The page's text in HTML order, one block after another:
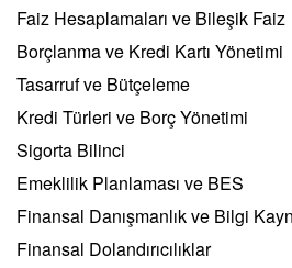
Faiz Hesaplamaları ve Bileşik Faiz
Borçlanma ve Kredi Kartı Yönetimi
Tasarruf ve Bütçeleme
Kredi Türleri ve Borç Yönetimi
Sigorta Bilinci
Emeklilik Planlaması ve BES
Finansal Danışmanlık ve Bilgi
Finansal Dolandırıcılıklar